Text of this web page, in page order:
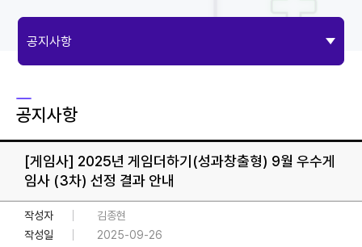
공지사항
[게임사] 2025년 게임더하기(성과창출형) 9월 우수게
임사 (3차) 선정 결과 안내
작성자
김종현
작성일
2025-09-26